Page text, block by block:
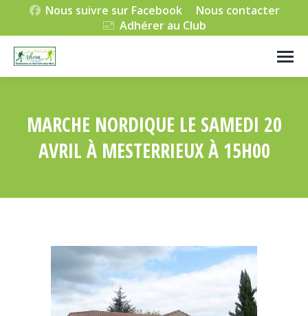
Nous suivre sur Facebook
Nous contacter
Adhérer au Club
MARCHE NORDIQUE LE SAMEDI 20
AVRIL À MESTERRIEUX À 15H00